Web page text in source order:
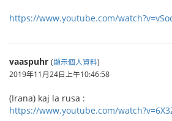
https://www.youtube.com/
vaaspuhr (顯示個人資料)
2019年11月24日上午10:46:58
(Irana) kaj la rusa :
https://www.youtube.com/